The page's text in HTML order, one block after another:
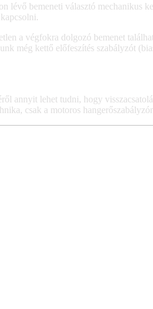
lévő bemeneti választó
a végfokra dolgozó bemenet
még kettő előfeszítés szabályzót
annyit lehet tudni, hogy
csak a motoros